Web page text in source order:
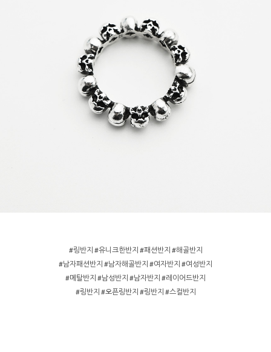
#링반지 #유니크한반지 #패션반지 #해골반지
#남자패션반지 #남자해골반지 #여자반지 #여성반지
#메탈반지 #남성반지 #남자반지 #레이어드반지
#링반지 #오픈링반지 #링반지 #스컬반지